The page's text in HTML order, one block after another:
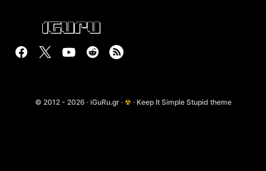
© 2012 - 2026 · iGuRu.gr · ☢ · Keep It Simple Stupid theme